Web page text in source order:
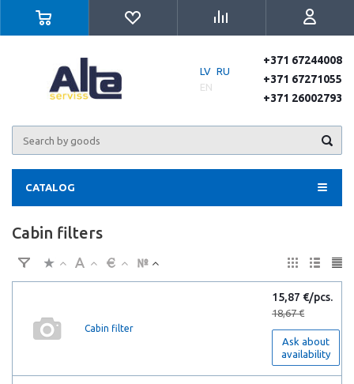
LV RU
EN
+371 67244008
+371 67271055
+371 26002793
CATALOG
Cabin filters
Cabin filter
15,87 €/pcs.
18,67 €
Ask about
availability